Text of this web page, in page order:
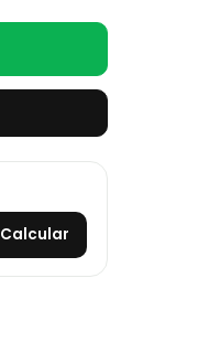
Calcular